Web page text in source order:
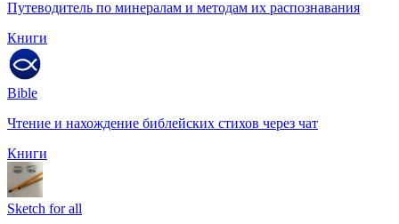
Путеводитель по минералам и методам их распознавания
Книги
Bible
Чтение и нахождение библейских стихов через чат
Книги
Sketch for all